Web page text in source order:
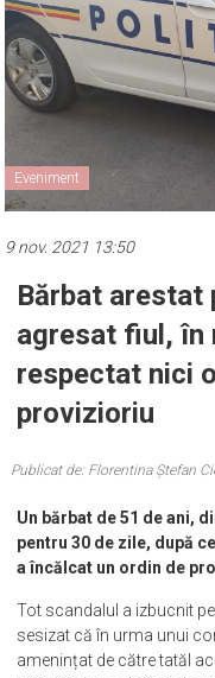
Eveniment
9 nov. 2021 13:50
Bărbat arestat
agresat fiul, în
respectat nici
provizioriu
Publicat de: Florentina Ștefan
Un bărbat de 51 de ani,
pentru 30 de zile, după
a încălcat un ordin de
Tot scandalul a izbucnit
sesizat că în urma unui
amenințat de către tatăl